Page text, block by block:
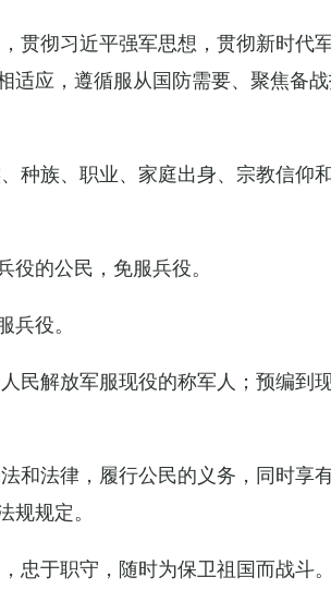
贯彻习近平强军思想，贯彻新时代
适应，遵循服从国防需要、聚焦备
种族、职业、家庭出身、宗教信仰
的公民，免服兵役。
役。
民解放军服现役的称军人；预编到
和法律，履行公民的义务，同时享
规定。
忠于职守，随时为保卫祖国而战斗。